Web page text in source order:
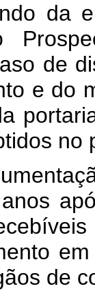
da
de
e do
no
de